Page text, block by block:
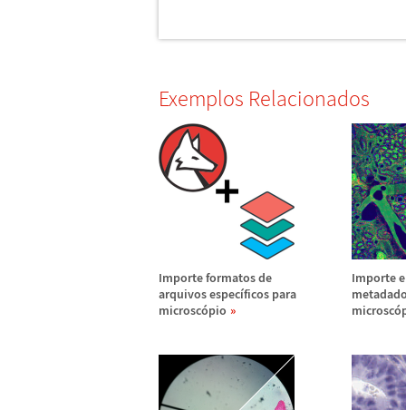
Exemplos Relacionados
Importe formatos de
arquivos específicos para
microscópio
Importe
microscó